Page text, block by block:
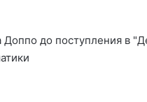
до поступления в